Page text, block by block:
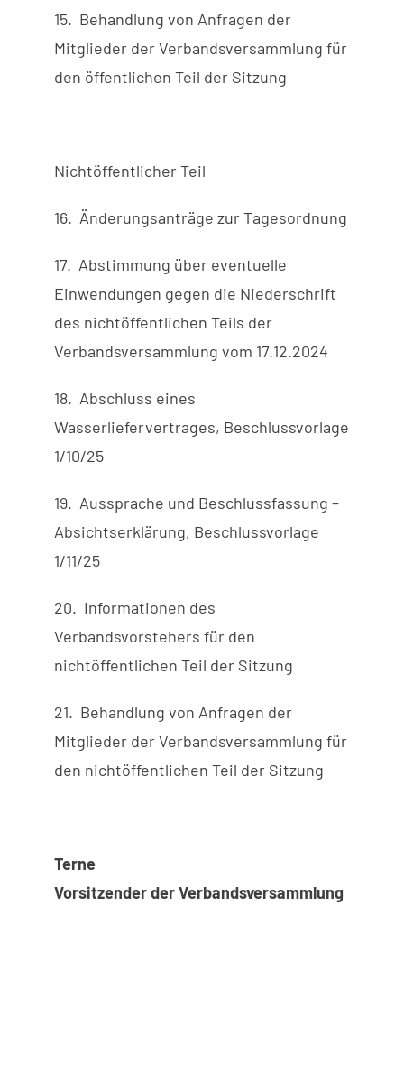
15. Behandlung von Anfragen der
Mitglieder der Verbandsversammlung für
den öffentlichen Teil der Sitzung
Nichtöffentlicher Teil
16. Änderungsanträge zur Tagesordnung
17. Abstimmung über eventuelle
Einwendungen gegen die Niederschrift
des nichtöffentlichen Teils der
Verbandsversammlung vom 17.12.2024
18. Abschluss eines
Wasserliefervertrages, Beschlussvorlage
1/10/25
19. Aussprache und Beschlussfassung –
Absichtserklärung, Beschlussvorlage
1/11/25
20. Informationen des
Verbandsvorstehers für den
nichtöffentlichen Teil der Sitzung
21. Behandlung von Anfragen der
Mitglieder der Verbandsversammlung für
den nichtöffentlichen Teil der Sitzung
Vorsitzender der Verbandsversammlung